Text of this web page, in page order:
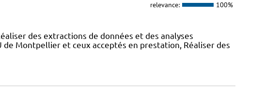
relevance: 100%
des extractions de données et des analyses
de Montpellier et ceux acceptés en prestation, Réaliser des